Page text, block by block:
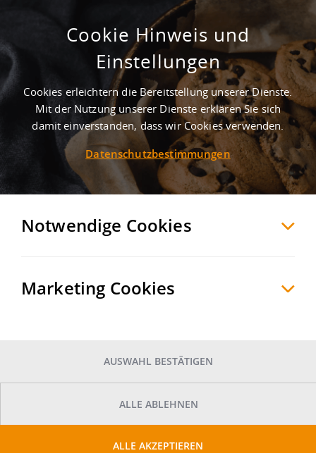
Gewerbegebiet Weinstraße
ErlangenErlangen , Deutschland
MERKEN VERGLEICHEN EXPORT PDF
Auf Anfrage
Cookie Hinweis und
Einstellungen
Cookies erleichtern die Bereitstellung unserer Dienste.
Mit der Nutzung unserer Dienste erklären Sie sich
damit einverstanden, dass wir Cookies verwenden.
Datenschutzbestimmungen
Notwendige Cookies
Marketing Cookies
AUSWAHL BESTÄTIGEN
ALLE ABLEHNEN
ALLE AKZEPTIEREN